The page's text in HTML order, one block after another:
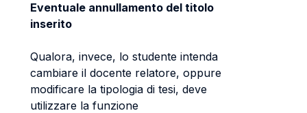
Eventuale annullamento del titolo
inserito
Qualora, invece, lo studente intenda
cambiare il docente relatore, oppure
modificare la tipologia di tesi, deve
utilizzare la funzione